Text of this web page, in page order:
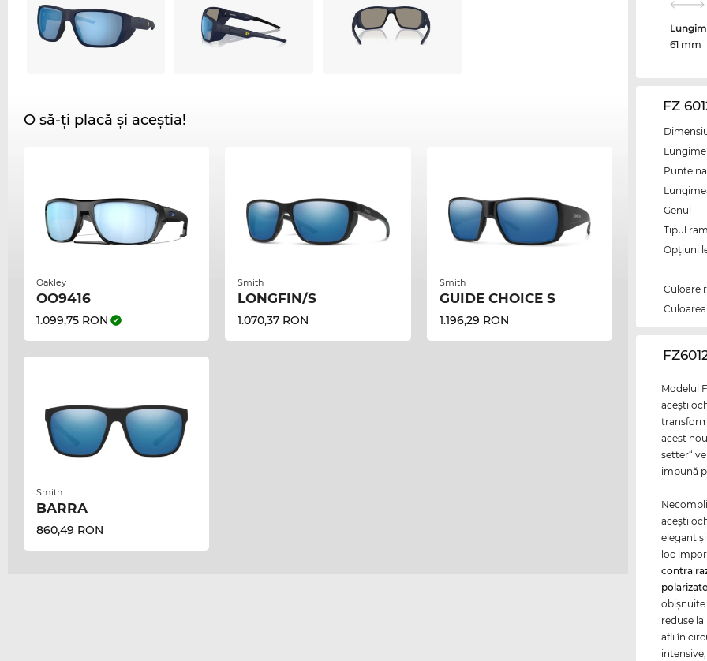
O să-ți placă și aceștia!
Oakley
OO9416
1.099,75 RON
Smith
LONGFIN/S
1.070,37 RON
Smith
GUIDE CHOICE S
1.196,29 RON
Smith
BARRA
860,49 RON
61 mm
FZ
Punte
Genul
Tipul
Opțiuni
Culoare
Modelul
aceşti
acest
setter“
impună
aceşti
elegant
loc
contra
reduse
afli în